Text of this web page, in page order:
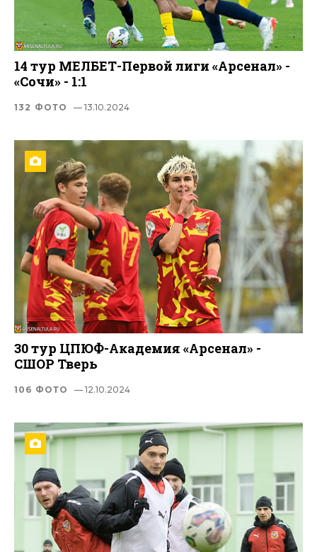
14 тур МЕЛБЕТ-Первой лиги «Арсенал» -
«Сочи» - 1:1
132 ФОТО — 13.10.2024
30 тур ЦПЮФ-Академия «Арсенал» -
СШОР Тверь
106 ФОТО — 12.10.2024